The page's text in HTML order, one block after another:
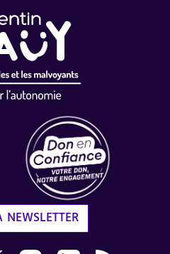
AVH dans une
sur Facebook AVH dans
suivre sur X AVH dans une
Nous suivre sur Instagram
Nous suivre sur
Flux RSS